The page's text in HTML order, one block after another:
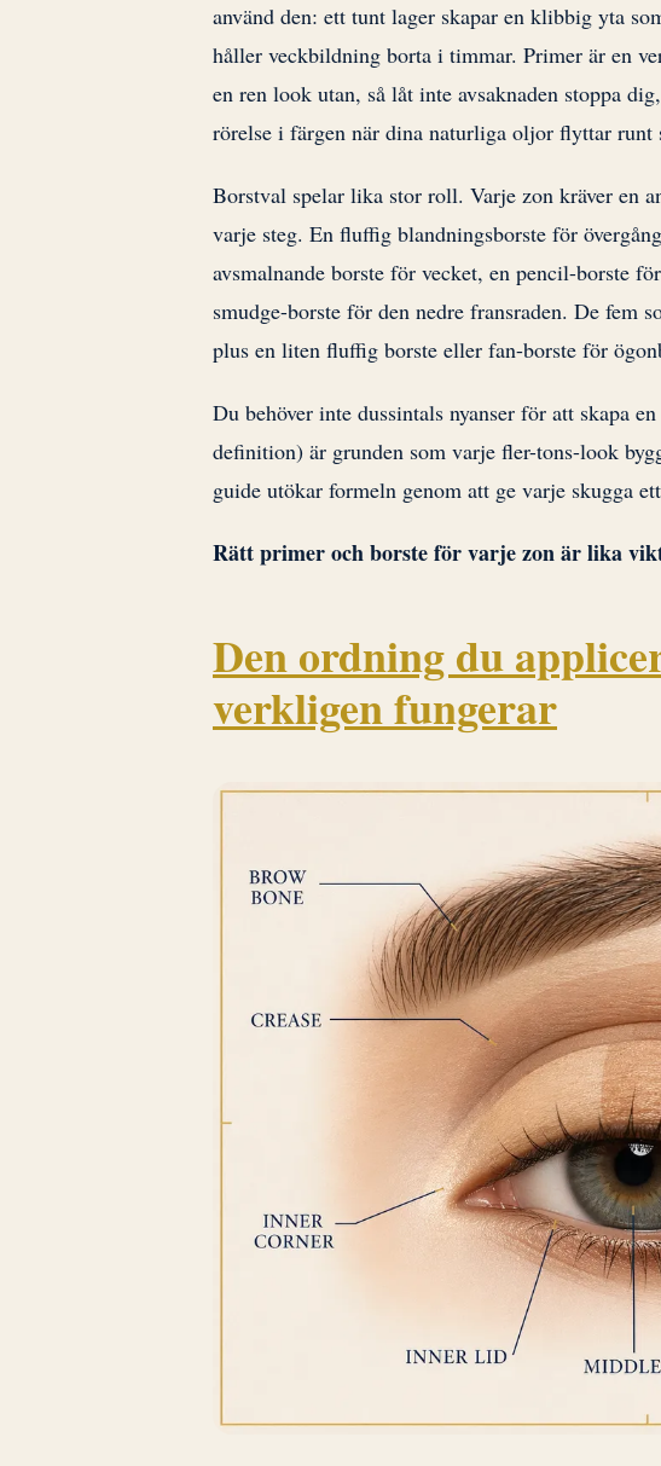
använd den: ett tunt lager skapar en klibbig yta
håller veckbildning borta i timmar. Primer är en
en ren look utan, så låt inte avsaknaden stoppa
rörelse i färgen när dina naturliga oljor flyttar runt
Borstval spelar lika stor roll. Varje zon kräver en
varje steg. En fluffig blandningsborste för
avsmalnande borste för vecket, en pencil-borste
smudge-borste för den nedre fransraden. De fem
plus en liten fluffig borste eller fan-borste för
Du behöver inte dussintals nyanser för att skapa
definition) är grunden som varje fler-tons-look
guide utökar formeln genom att ge varje skugga
Rätt primer och borste för varje zon är lika
Den ordning du
verkligen fungerar